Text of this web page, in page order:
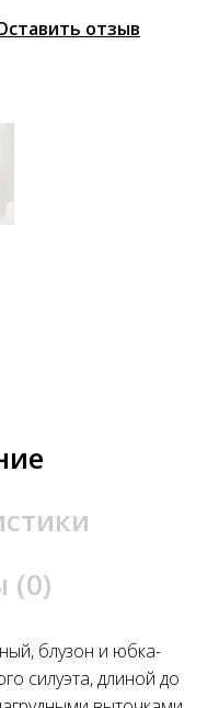
отзыв
(0)
блузон и юбка-
силуэта, длиной до